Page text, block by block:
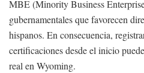
MBE (Minority Business
gubernamentales que favorecen
hispanos. En consecuencia,
certificaciones desde el inicio
real en Wyoming.